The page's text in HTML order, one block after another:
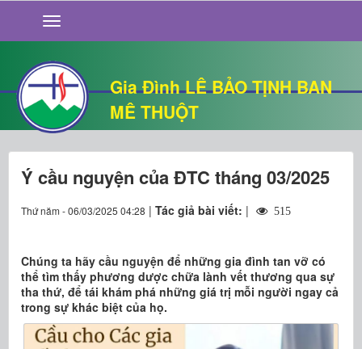
Gia Đình LÊ BẢO TỊNH BAN
MÊ THUỘT
GIỚI THIỆU
TIN TỨC
SỐNG ĐẠO
CHUYỆN NHÀ
QUÁN VĂN
THƯ GIÃN
Ý cầu nguyện của ĐTC tháng 03/2025
Thứ năm - 06/03/2025 04:28 | Tác giả bài viết: | 515
Chúng ta hãy cầu nguyện để những gia đình tan vỡ có
thể tìm thấy phương dược chữa lành vết thương qua sự
tha thứ, để tái khám phá những giá trị mỗi người ngay cả
trong sự khác biệt của họ.